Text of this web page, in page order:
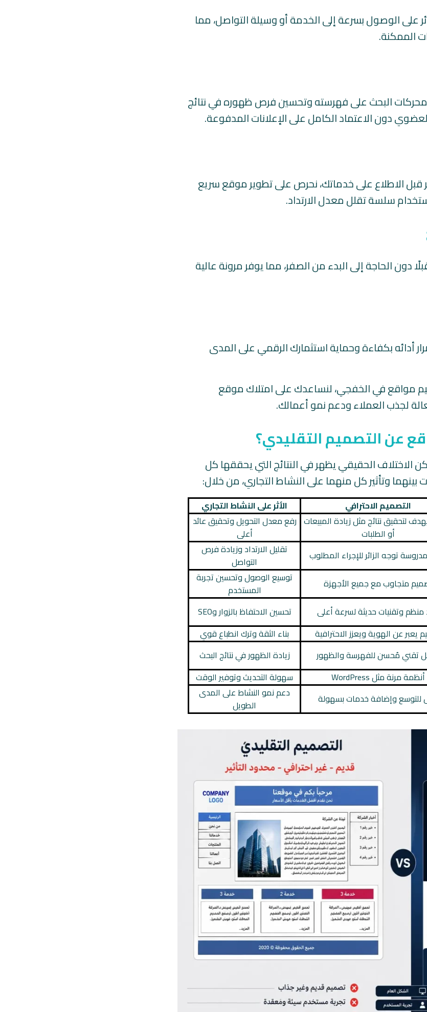
على الوصول بسرعة إلى الخدمة أو وسيلة التواصل، مما
الممكنة.
البحث على فهرسته وتحسين فرص ظهوره في نتائج
دون الاعتماد الكامل على الإعلانات المدفوعة.
قبل الاطلاع على خدماتك، نحرص على تطوير موقع سريع
سلسة تقلل معدل الارتداد.
الحاجة إلى البدء من الصفر، مما يوفر مرونة عالية
بكفاءة وحماية استثمارك الرقمي على المدى
مواقع في الخفجي، لنساعدك على امتلاك موقع
لجذب العملاء ودعم نمو أعمالك.
عن التصميم التقليدي؟
الاختلاف الحقيقي يظهر في النتائج التي يحققها كل
وتأثير كل منهما على النشاط التجاري، من خلال:
التصميم الاحترافي
الأثر على النشاط التجاري
لتحقيق نتائج مثل زيادة المبيعات
أو الطلبات
رفع معدل التحويل وتحقيق عائد
أعلى
توجه الزائر للإجراء المطلوب
تقليل الارتداد وزيادة فرص
التواصل
متجاوب مع جميع الأجهزة
توسيع الوصول وتحسين تجربة
المستخدم
وتقنيات حديثة لسرعة أعلى
تحسين الاحتفاظ بالزوار وSEO
يعبر عن الهوية ويعزز الاحترافية
بناء الثقة وترك انطباع قوي
تقني مُحسن للفهرسة والظهور
زيادة الظهور في نتائج البحث
أنظمة مرنة مثل WordPress
سهولة التحديث وتوفير الوقت
للتوسع وإضافة خدمات بسهولة
دعم نمو النشاط على المدى
الطويل